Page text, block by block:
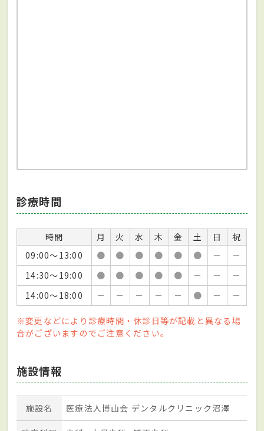
診療時間
時間 月 火 水 木 金 土 日
祝
09:00～13:00
● ● ● ● ● ● －
－
14:30～19:00
● ● ● ● ● － －
－
14:00～18:00
－ － － － － ● － －
※変更などにより診療時間・休診日等が記載と異なる場
合がございますのでご注意ください。
施設情報
施設名 医療法人博山会 デンタルクリニック沼澤